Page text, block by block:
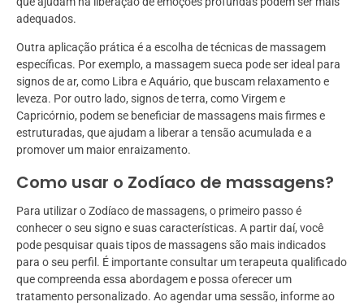
adequados.
Outra aplicação prática é a escolha de técnicas de massagem
específicas. Por exemplo, a massagem sueca pode ser ideal para
signos de ar, como Libra e Aquário, que buscam relaxamento e
leveza. Por outro lado, signos de terra, como Virgem e
Capricórnio, podem se beneficiar de massagens mais firmes e
estruturadas, que ajudam a liberar a tensão acumulada e a
promover um maior enraizamento.
Como usar o Zodíaco de massagens?
Para utilizar o Zodíaco de massagens, o primeiro passo é
conhecer o seu signo e suas características. A partir daí, você
pode pesquisar quais tipos de massagens são mais indicados
para o seu perfil. É importante consultar um terapeuta qualificado
que compreenda essa abordagem e possa oferecer um
tratamento personalizado. Ao agendar uma sessão, informe ao